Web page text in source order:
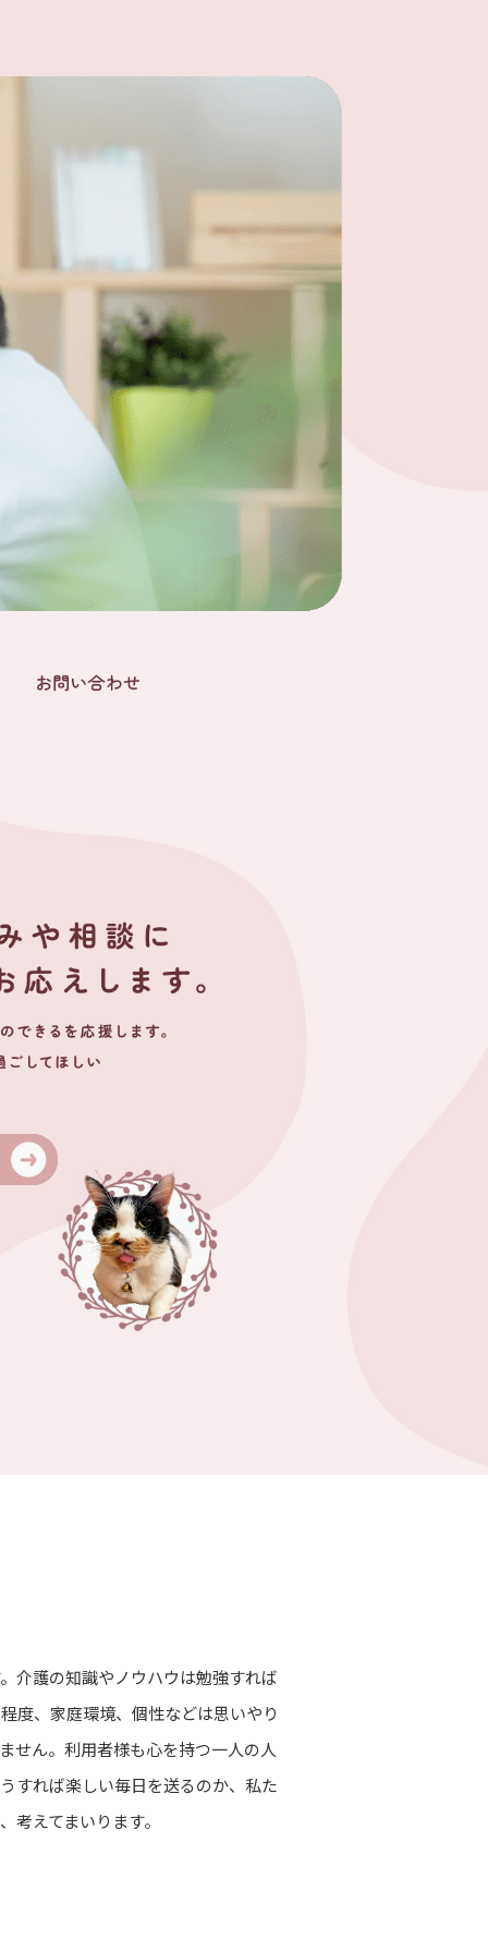
介護の知識やノウハウは勉強すれば
度、家庭環境、個性などは思いやり
せん。利用者様も心を持つ一人の人
すれば楽しい毎日を送るのか、私た
考えてまいります。